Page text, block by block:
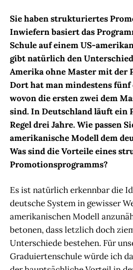
Sie haben strukturiertes
Inwiefern basiert das
Schule auf einem US-
gibt natürlich den
Amerika ohne Master mit der
Dort hat man mindestens fünf
wovon die ersten zwei dem
sind. In Deutschland läuft ein
Regel drei Jahre. Wie passen
amerikanische Modell dem
Was sind die Vorteile eines
Promotionsprogramms?
Es ist natürlich erkennbar die
deutsche System in gewisser
amerikanischen Modell
betonen, dass letzlich doch
Unterschiede bestehen. Für
Graduiertenschule würde ich